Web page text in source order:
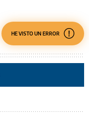
HE VISTO UN ERROR